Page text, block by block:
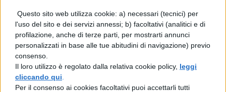
Questo sito web utilizza cookie: a) necessari (tecnici) per
l'uso del sito e dei servizi annessi; b) facoltativi (analitici e di
profilazione, anche di terze parti, per mostrarti annunci
personalizzati in base alle tue abitudini di navigazione) previo
consenso.
Il loro utilizzo è regolato dalla relativa cookie policy, leggi
cliccando qui
Per il consenso ai cookies facoltativi puoi accettarli tutti
svuotano la sentina, egli invece se
ne sta tranquillo seduto a poppa reggendo
il timone. Non fa le cose che fanno i
giovani, ma molte di più e di migliori: le
cose